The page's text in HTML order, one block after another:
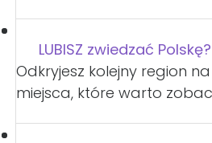
LUBISZ zwiedzać Polskę?
Odkryjesz kolejny region
miejsca, które warto